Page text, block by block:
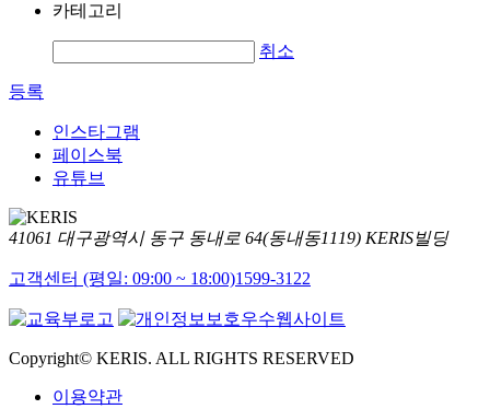
카테고리
취소
등록
인스타그램
페이스북
유튜브
41061 대구광역시 동구 동내로 64(동내동1119) KERIS빌딩
고객센터 (평일: 09:00 ~ 18:00)1599-3122
Copyright© KERIS. ALL RIGHTS RESERVED
이용약관